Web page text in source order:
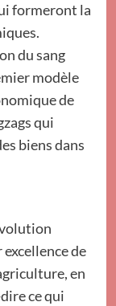
formeront la
du sang
modèle
de
qui
biens dans
de
en
ce qui